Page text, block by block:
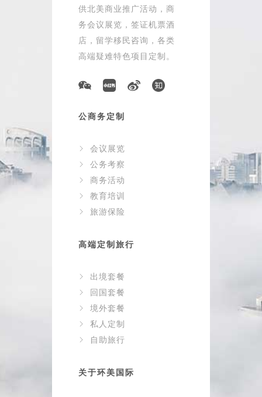
供北美商业推广活动，商
务会议展览，签证机票酒
店，留学移民咨询，各类
高端疑难特色项目定制。
公商务定制
会议展览
公务考察
商务活动
教育培训
旅游保险
高端定制旅行
出境套餐
回国套餐
境外套餐
私人定制
自助旅行
关于环美国际